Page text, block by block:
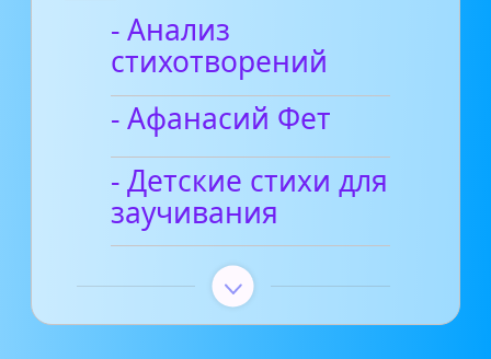
- Анализ
стихотворений
- Афанасий Фет
- Детские стихи для
заучивания